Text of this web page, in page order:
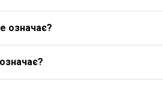
означає?